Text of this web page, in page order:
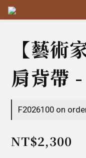
【藝術
肩背帶 -
F2026100 on
NT$2,300